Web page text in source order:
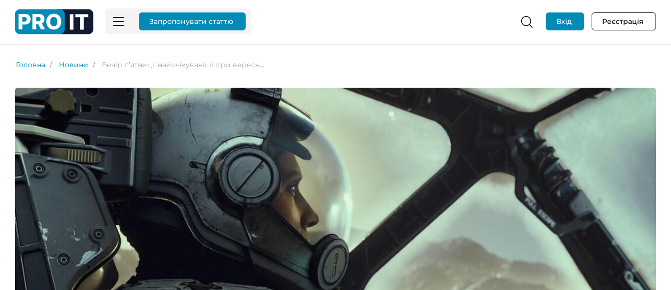
Запропонувати статтю Вхід Реєстрація
Головна Новини Вечір пʼятниці: найочікуваніші ігри вересня 2023 року: Starfield, Baldurʼs Gate та інші